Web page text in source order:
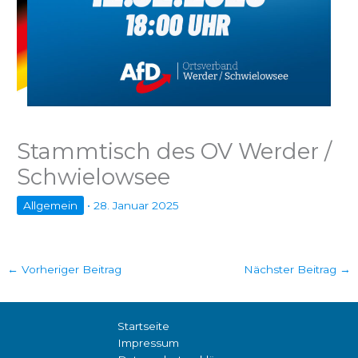
Stammtisch des OV Werder /
Schwielowsee
Allgemein •28. Januar 2025
← Vorheriger Beitrag Nächster Beitrag →
Startseite
Impressum